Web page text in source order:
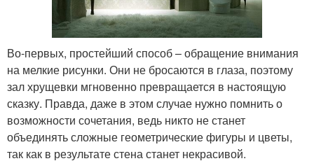
Во-первых, простейший способ – обращение внимания
на мелкие рисунки. Они не бросаются в глаза, поэтому
зал хрущевки мгновенно превращается в настоящую
сказку. Правда, даже в этом случае нужно помнить о
возможности сочетания, ведь никто не станет
объединять сложные геометрические фигуры и цветы,
так как в результате стена станет некрасивой.